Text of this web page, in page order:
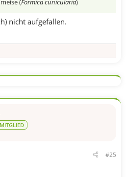
nicht aufgefallen.
#25